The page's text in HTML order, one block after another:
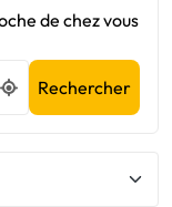
de chez vous
Rechercher